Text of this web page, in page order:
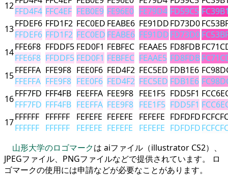
12FFD4F4 FFC4EF FEB0E9 FE96E0 FE79D4 FD59C5
13FFDEF6
FFDEF6
FFD1F2
FFD1F2
FEC0ED
FEC0ED
FEABE6
FEABE6
FE91DD
FE91DD
FD73D0
FD73D0
14FFE6F8
FFE6F8
FFDDF5
FFDDF5
FED0F1
FED0F1
FEBFEC
FEBFEC
FEAAE5
FEAAE5
FD8FDB
FD8FDB
15FFEFFA
FFEFFA
FFE9F8
FFE9F8
FEE0F6
FEE0F6
FED4F2
FED4F2
FEC5ED
FEC5ED
FDB1E6
FDB1E6
16FFF7FD
FFF7FD
FFF4FB
FFF4FB
FEEFFA
FEEFFA
FEE9F8
FEE9F8
FEE1F5
FEE1F5
FDD5F1
FDD5F1
17FFFFFF
FFFFFF
FFFFFF
FFFFFF
FEFEFE
FEFEFE
FEFEFE
FEFEFE
FEFEFE
FEFEFE
FDFDFD
FDFDFD
山形大学のロゴマークは aiファイル（illustrator CS2）、
JPEGファイル、PNGファイルなどで提供されています。 ロ
ゴマークの使用には申請などが必要なことがあります。